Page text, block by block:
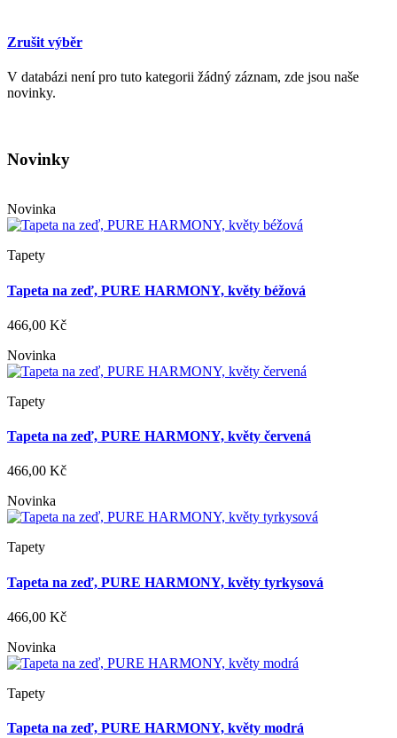
Zrušit výběr
V databázi není pro tuto kategorii žádný záznam, zde jsou naše
novinky.
Novinky
Novinka
Tapety
Tapeta na zeď, PURE HARMONY, květy béžová
466,00 Kč
Novinka
Tapety
Tapeta na zeď, PURE HARMONY, květy červená
466,00 Kč
Novinka
Tapety
Tapeta na zeď, PURE HARMONY, květy tyrkysová
466,00 Kč
Novinka
Tapety
Tapeta na zeď, PURE HARMONY, květy modrá